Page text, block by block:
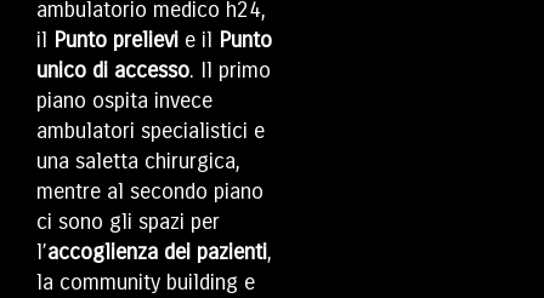
ambulatorio medico h24,
il Punto prelievi e il Punto
unico di accesso. Il primo
piano ospita invece
ambulatori specialistici e
una saletta chirurgica,
mentre al secondo piano
ci sono gli spazi per
l’accoglienza dei pazienti,
la community building e